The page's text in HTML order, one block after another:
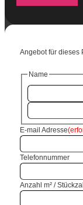
Angebot für dieses
Name
E-mail Adresse
Telefonnummer
Anzahl m² /